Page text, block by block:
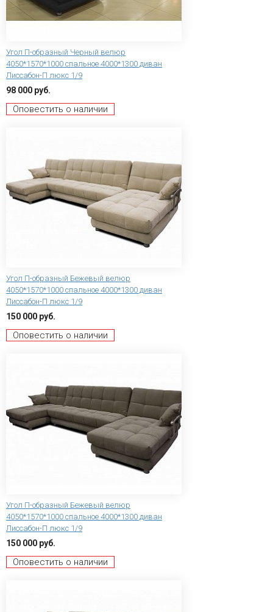
Угол П-образный Черный велюр
4050*1570*1000 спальное 4000*1300 диван
Лиссабон-П люкс 1/9
98 000 руб.
Оповестить о наличии
Угол П-образный Бежевый велюр
4050*1570*1000 спальное 4000*1300 диван
Лиссабон-П люкс 1/9
150 000 руб.
Оповестить о наличии
Угол П-образный Бежевый велюр
4050*1570*1000 спальное 4000*1300 диван
Лиссабон-П люкс 1/9
150 000 руб.
Оповестить о наличии